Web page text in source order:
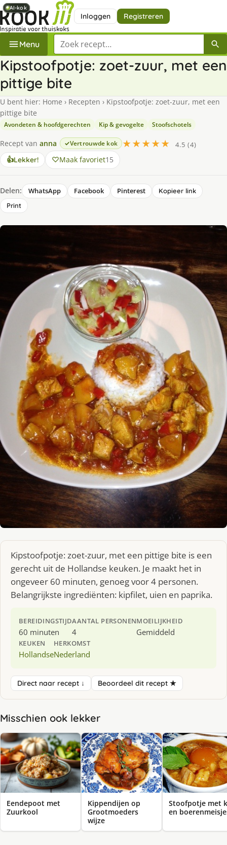
Inloggen Registreren
Menu Zoek een recept
Kipstoofpotje: zoet-zuur, met een
pittige bite
U bent hier: Home › Recepten › Kipstoofpotje: zoet-zuur, met een
pittige bite
Avondeten & hoofdgerechten Kip & gevogelte Stoofschotels
Recept van anna Vertrouwde kok ★★★★★
4.5 (4)
👍Lekker! Maak favoriet15
Delen: WhatsApp Facebook Pinterest
Kopieer link
Print
Kipstoofpotje: zoet-zuur, met een pittige bite is een
gerecht uit de Hollandse keuken. Je maakt het in
ongeveer 60 minuten, genoeg voor 4 personen.
Belangrijkste ingrediënten: kipfilet, uien en paprika.
BEREIDINGSTIJD
60 minuten
AANTAL PERSONEN
4
MOEILIJKHEID
Gemiddeld
KEUKEN
Hollandse
HERKOMST
Nederland
Direct naar recept ↓ Beoordeel dit recept ★
Misschien ook lekker
AI-kok
Eendepoot met
Zuurkool
Kippendijen op
Grootmoeders
wijze
Stoofpotje met
en
AI-kok
AI-kok
AI-kok